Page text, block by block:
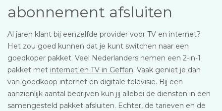
abonnement afsluiten
Al jaren klant bij eenzelfde provider voor TV en internet?
Het zou goed kunnen dat je kunt switchen naar een
goedkoper pakket. Veel Nederlanders nemen een 2-in-1
pakket met internet en TV in Geffen. Vaak geniet je dan
van goedkoop internet en digitale televisie. Bij een
aanzienlijk aantal bedrijven kun jij allebei de diensten in een
samengesteld pakket afsluiten. Echter, de tarieven en de